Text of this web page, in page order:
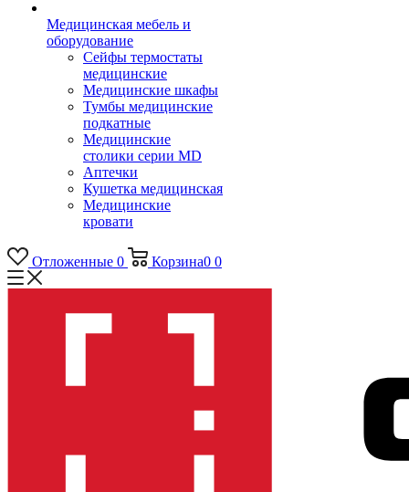
Медицинская мебель и
оборудование
Сейфы термостаты
медицинские
Медицинские шкафы
Тумбы медицинские
подкатные
Медицинские
столики серии MD
Аптечки
Кушетка медицинская
Медицинские
кровати
Отложенные 0 Корзина0 0